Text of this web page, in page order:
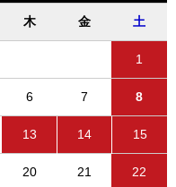
木 金 土
1
6 7 8
13 14 15
20 21 22